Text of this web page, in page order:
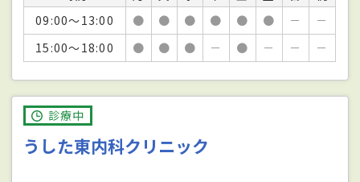
09:00～13:00
● ● ● ● ● ● －
－
15:00～18:00
● ● ● － ● － － －
診療中
うした東内科クリニック